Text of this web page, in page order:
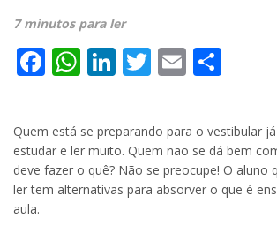
7 minutos para ler
Facebook
WhatsApp
LinkedIn
Twitter
Email
Quem está se preparando para o vestibular
estudar e ler muito. Quem não se dá bem
deve fazer o quê? Não se preocupe! O aluno
ler tem alternativas para absorver o que é
aula.